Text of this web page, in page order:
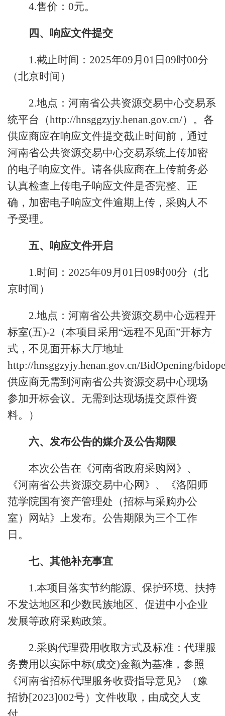
4.售价：0元。
四、响应文件提交
1.截止时间：2025年09月01日09时00分
（北京时间）
2.地点：河南省公共资源交易中心交易系
统平台（http://hnsggzyjy.henan.gov.cn/）。各
供应商应在响应文件提交截止时间前，通过
河南省公共资源交易中心交易系统上传加密
的电子响应文件。请各供应商在上传前务必
认真检查上传电子响应文件是否完整、正
确，加密电子响应文件逾期上传，采购人不
予受理。
五、响应文件开启
1.时间：2025年09月01日09时00分（北
京时间）
2.地点：河南省公共资源交易中心远程开
标室(五)-2（本项目采用“远程不见面”开标方
式，不见面开标大厅地址
http://hnsggzyjy.henan.gov.cn/BidOpening/
供应商无需到河南省公共资源交易中心现场
参加开标会议。无需到达现场提交原件资
料。）
六、发布公告的媒介及公告期限
本次公告在《河南省政府采购网》、
《河南省公共资源交易中心网》、《洛阳师
范学院国有资产管理处（招标与采购办公
室）网站》上发布。公告期限为三个工作
日。
七、 其他补充事宜
1.本项目落实节约能源、保护环境、扶持
不发达地区和少数民族地区、促进中小企业
发展等政府采购政策。
2.采购代理费用收取方式及标准：代理服
务费用以实际中标(成交)金额为基准，参照
《河南省招标代理服务收费指导意见》（豫
招协[2023]002号）文件收取，由成交人支